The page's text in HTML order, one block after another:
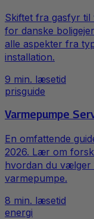
Skiftet fra gasfyr
for danske
alle aspekter fra
installation.
9 min. læsetid
prisguide
Varmepumpe
En omfattende
2026. Lær om
hvordan du vælger
varmepumpe.
8 min. læsetid
energi